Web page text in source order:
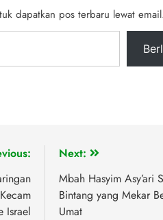
dapatkan pos terbaru lewat email.
Israel
Next:
Mbah Hasyim Asy’ari
Bintang yang Mekar
Umat